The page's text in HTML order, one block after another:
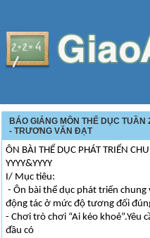
BÁO GIẢNG MÔN THỂ DỤC
- TRƯƠNG VĂN ĐẠT
ÔN BÀI THỂ DỤC PHÁT TRIỂN
YYYY&YYYY
I/ Mục tiêu:
- Ôn bài thể dục phát triển chung
động tác ở mức độ tương đối
- Chơi trò chơi “Ai kéo khoẻ”.Yêu
đầu có